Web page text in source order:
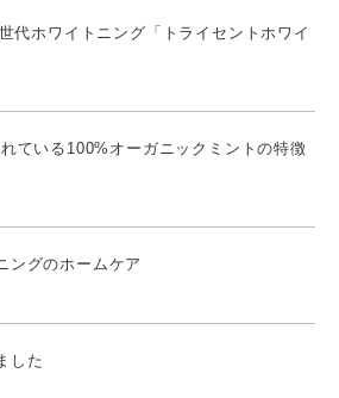
代ホワイトニング「トライセントホワイ
ている100%オーガニックミントの特徴
ングのホームケア
した